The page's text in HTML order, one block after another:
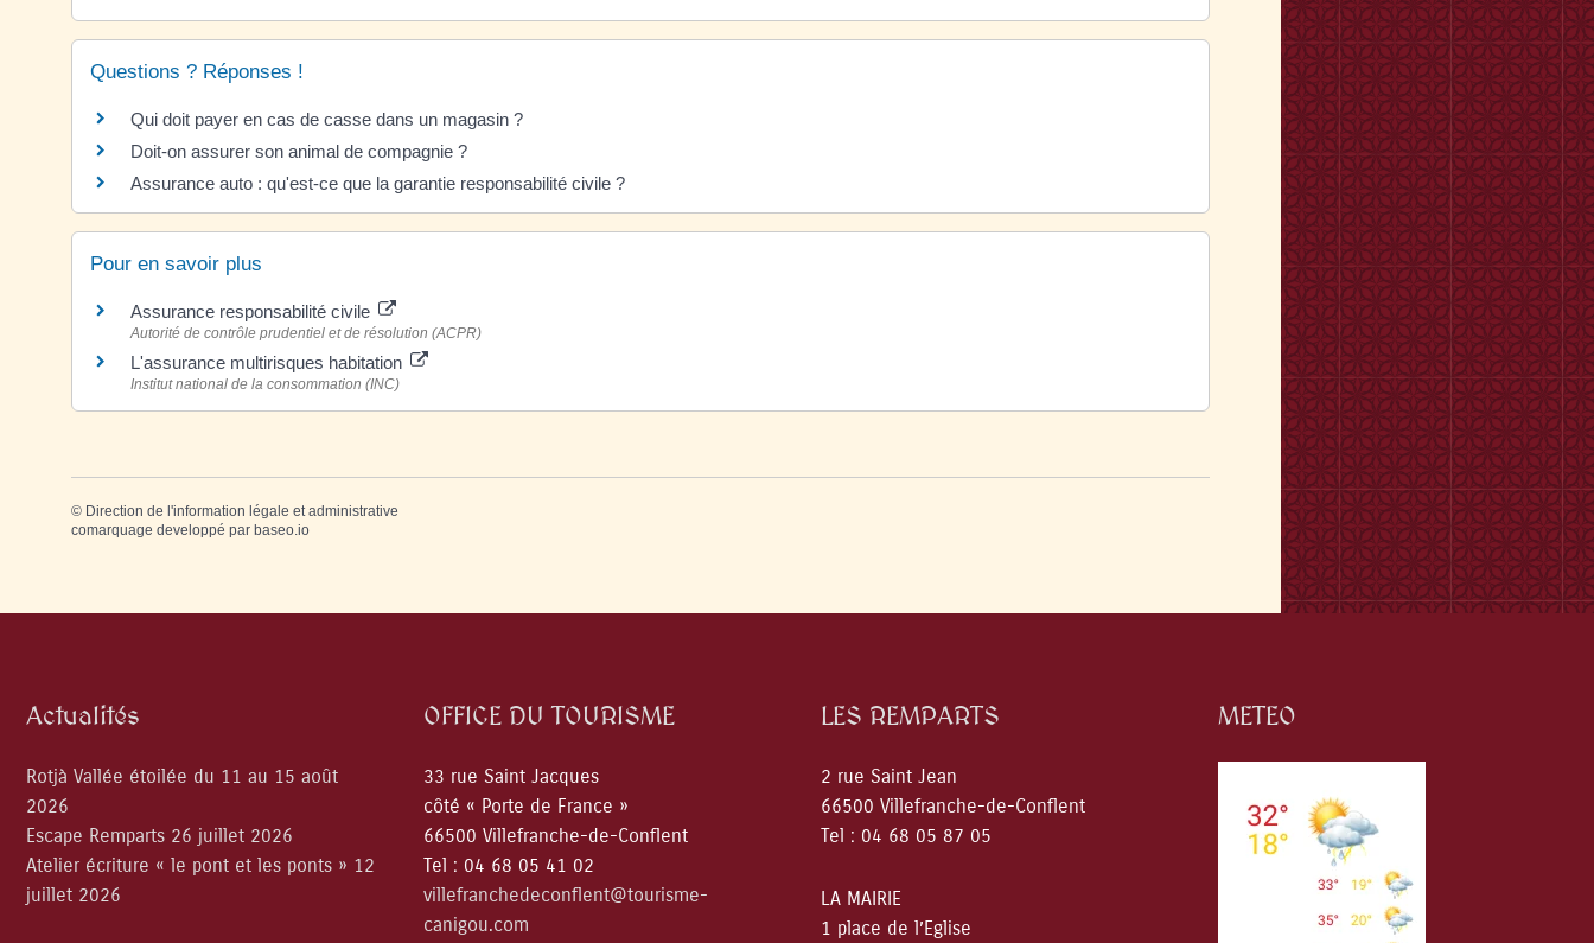
Questions ? Réponses !
Qui doit payer en cas de casse dans un magasin ?
Doit-on assurer son animal de compagnie ?
Assurance auto : qu'est-ce que la garantie responsabilité civile ?
Pour en savoir plus
Assurance responsabilité civile
Autorité de contrôle prudentiel et de résolution (ACPR)
L'assurance multirisques habitation
Institut national de la consommation (INC)
© Direction de l'information légale et administrative
comarquage developpé par baseo.io
Actualités
Rotjà Vallée étoilée du 11 au 15 août
2026
Escape Remparts 26 juillet 2026
Atelier écriture « le pont et les ponts » 12
juillet 2026
OFFICE DU TOURISME
33 rue Saint Jacques
côté « Porte de France »
66500 Villefranche-de-Conflent
Tel : 04 68 05 41 02
villefranchedeconflent@tourisme-
canigou.com
LES REMPARTS
2 rue Saint Jean
66500 Villefranche-de-Conflent
Tel : 04 68 05 87 05
LA MAIRIE
1 place de l’Eglise
METEO